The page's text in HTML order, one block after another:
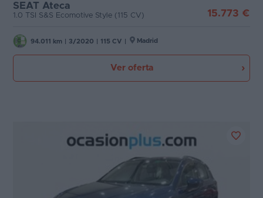
SEAT Ateca
1.0 TSI S&S Ecomotive Style (115 CV) 15.773 €
94.011 km 3/2020 115 CV Madrid
Ver oferta